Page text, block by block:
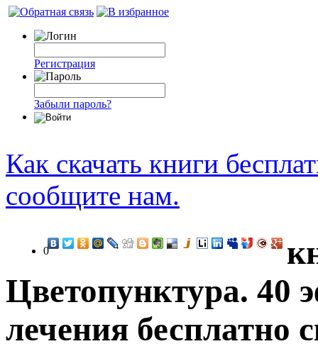
Регистрация
Забыли пароль?
Как скачать книги
сообщите нам.
0
Цветопунктура. 40
лечения бесплатно